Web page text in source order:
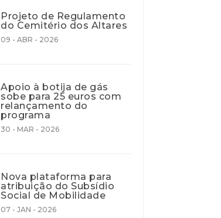
Projeto de Regulamento
do Cemitério dos Altares
09 - ABR - 2026
Apoio à botija de gás
sobe para 25 euros com
relançamento do
programa
30 - MAR - 2026
Nova plataforma para
atribuição do Subsídio
Social de Mobilidade
07 - JAN - 2026